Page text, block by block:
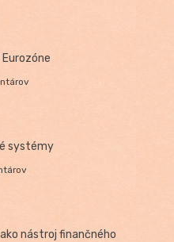
systémy
nástroj finančného